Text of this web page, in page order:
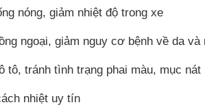
nóng, giảm nhiệt độ trong xe
ngoại, giảm nguy cơ bệnh về da và
tô, tránh tình trạng phai màu, mục nát
nhiệt uy tín